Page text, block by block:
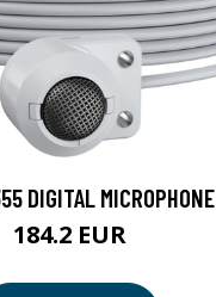
DIGITAL MICROPHONE
184.2 EUR